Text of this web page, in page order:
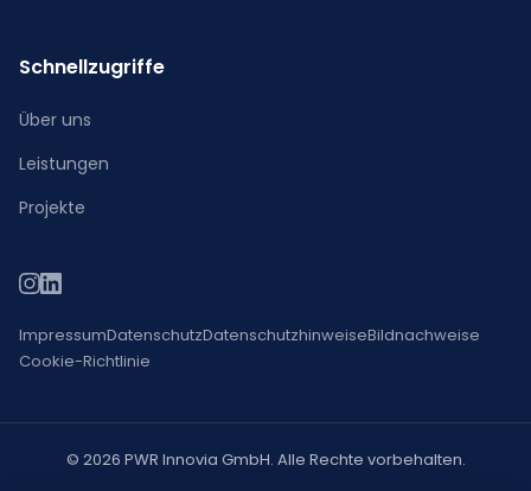
Schnellzugriffe
Über uns
Leistungen
Projekte
ImpressumDatenschutzDatenschutzhinweiseBildnachweise
Cookie-Richtlinie
© 2026 PWR Innovia GmbH. Alle Rechte vorbehalten.